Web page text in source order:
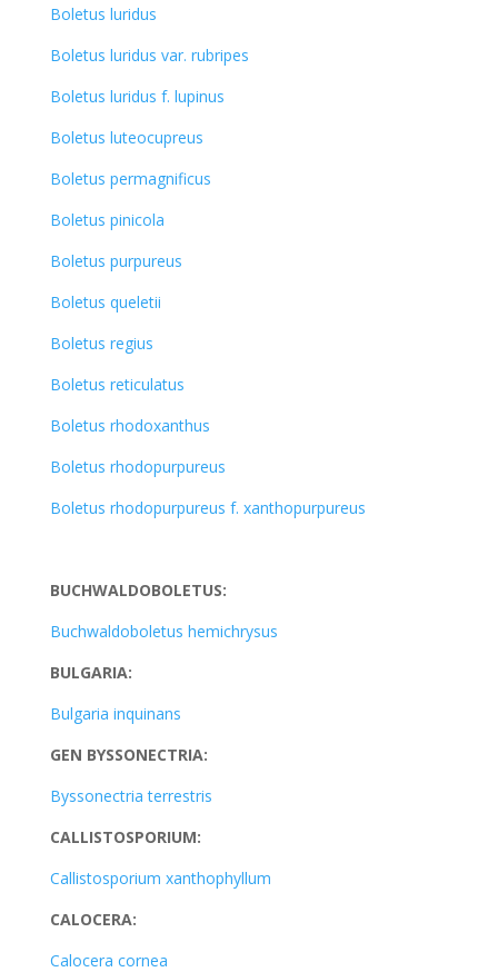
Boletus luridus
Boletus luridus var. rubripes
Boletus luridus f. lupinus
Boletus luteocupreus
Boletus permagnificus
Boletus pinicola
Boletus purpureus
Boletus queletii
Boletus regius
Boletus reticulatus
Boletus rhodoxanthus
Boletus rhodopurpureus
Boletus rhodopurpureus f. xanthopurpureus
BUCHWALDOBOLETUS:
Buchwaldoboletus hemichrysus
BULGARIA:
Bulgaria inquinans
GEN BYSSONECTRIA:
Byssonectria terrestris
CALLISTOSPORIUM:
Callistosporium xanthophyllum
CALOCERA:
Calocera cornea